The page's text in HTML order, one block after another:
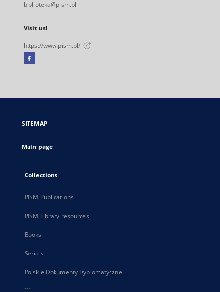
biblioteka@pism.pl
Visit us!
https://www.pism.pl/
Facebook
open
new
SITEMAP
Main page
Collections
PISM Publications
PISM Library resources
Books
Serials
Polskie Dokumenty Dyplomatyczne
...